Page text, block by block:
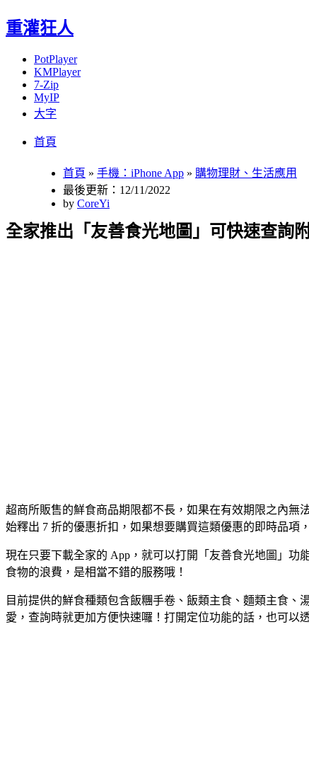
重灌狂人
PotPlayer
KMPlayer
7-Zip
MyIP
大字
首頁
首頁 » 手機：iPhone App » 購物理財、生活應用
最後更新：12/11/2022
by CoreYi
全家推出「友善食光地圖」可快速查詢
超商所販售的鮮食商品期限都不長，如果在有效期限之內無
始釋出 7 折的優惠折扣，如果想要購買這類優惠的即時品項
現在只要下載全家的 App，就可以打開「友善食光地圖」
食物的浪費，是相當不錯的服務哦！
目前提供的鮮食種類包含飯糰手卷、飯類主食、麵類主食
愛，查詢時就更加方便快速囉！打開定位功能的話，也可以